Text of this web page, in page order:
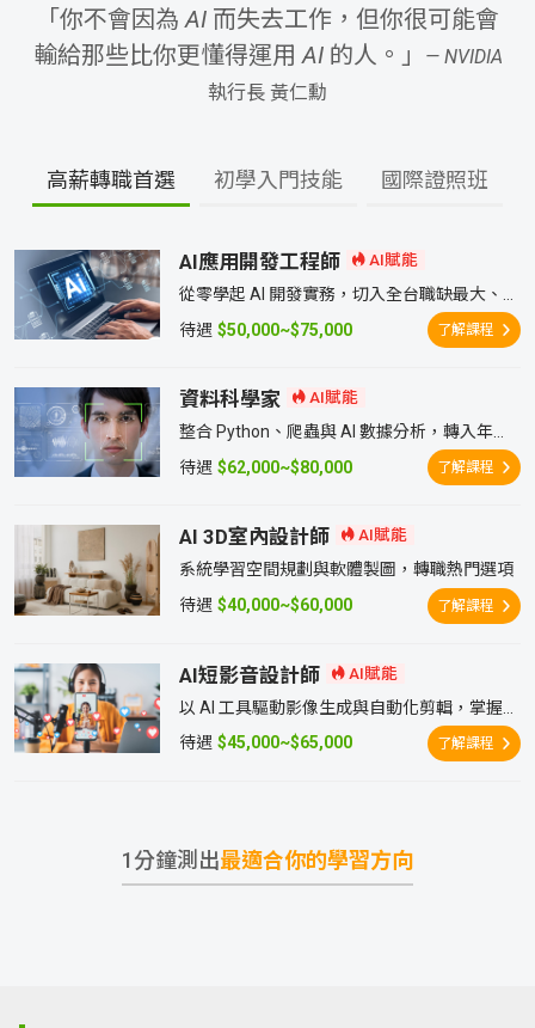
「你不會因為 AI 而失去工作，但你很可能會
輸給那些比你更懂得運用 AI 的人。」
— NVIDIA
執行長 黃仁勳
高薪轉職首選 初學入門技能 國際證照班
AI應用開發工程師
AI賦能
從零學起 AI 開發實務，切入全台職缺最大、不
限科系的工程師市場
待遇 $50,000~$75,000 了解課程
資料科學家
AI賦能
整合 Python、爬蟲與 AI 數據分析，轉入年薪
中位數逾百萬的熱門職缺
待遇 $62,000~$80,000 了解課程
AI 3D室內設計師
AI賦能
系統學習空間規劃與軟體製圖，轉職熱門選項
待遇 $40,000~$60,000 了解課程
AI短影音設計師
AI賦能
以 AI 工具驅動影像生成與自動化剪輯，掌握品
牌自媒體最急需的內容製作能力
待遇 $45,000~$65,000 了解課程
1分鐘測出最適合你的學習方向